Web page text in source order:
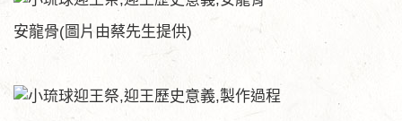
安龍骨(圖片由蔡先生提供)